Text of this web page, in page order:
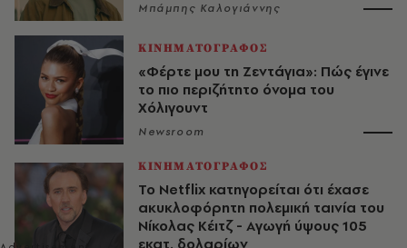
Μπάμπης Καλογιάννης
ΚΙΝΗΜΑΤΟΓΡΑΦΟΣ
«Φέρτε μου τη Ζεντάγια»: Πώς έγινε
το πιο περιζήτητο όνομα του
Χόλιγουντ
Newsroom
ΚΙΝΗΜΑΤΟΓΡΑΦΟΣ
Το Netflix κατηγορείται ότι έχασε
ακυκλοφόρητη πολεμική ταινία του
Νίκολας Κέιτζ - Aγωγή ύψους 105
εκατ. δολαρίων